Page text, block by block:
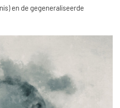
en de gegeneraliseerde